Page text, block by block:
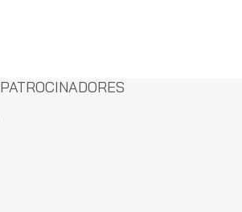
PATROCINADORES